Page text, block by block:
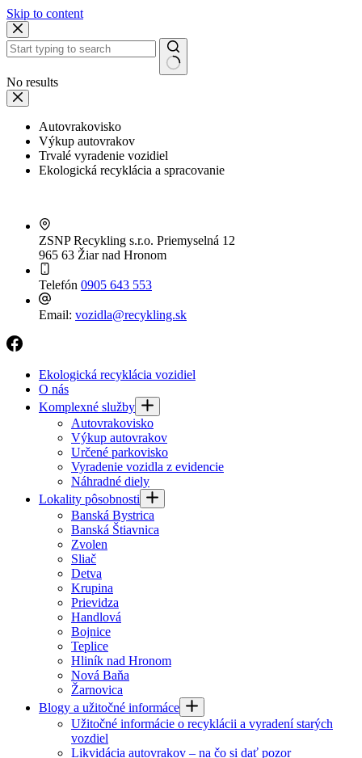
Skip to content
No results
Autovrakovisko
Výkup autovrakov
Trvalé vyradenie vozidiel
Ekologická recyklácia a spracovanie
ZSNP Recykling s.r.o. Priemyselná 12
965 63 Žiar nad Hronom
Telefón 0905 643 553
Email: vozidla@recykling.sk
Ekologická recyklácia vozidiel
O nás
Komplexné služby
Autovrakovisko
Výkup autovrakov
Určené parkovisko
Vyradenie vozidla z evidencie
Náhradné diely
Lokality pôsobnosti
Banská Bystrica
Banská Štiavnica
Zvolen
Sliač
Detva
Krupina
Prievidza
Handlová
Bojnice
Teplice
Hliník nad Hronom
Nová Baňa
Žarnovica
Blogy a užitočné informáce
Užitočné informácie o recyklácii a vyradení starých
vozdiel
Likvidácia autovrakov – na čo si dať pozor